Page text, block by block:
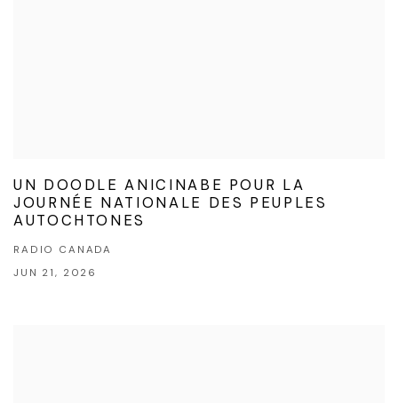
UN DOODLE ANICINABE POUR LA
JOURNÉE NATIONALE DES PEUPLES
AUTOCHTONES
RADIO CANADA
JUN 21, 2026